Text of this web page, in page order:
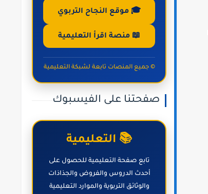
🎓 موقع النجاح التربوي
📖 منصة اقرأ التعليمية
© جميع المنصات تابعة لشبكة التعليمية
صفحتنا على الفيسبوك
📚 التعليمية
تابع صفحة التعليمية للحصول على
أحدث الدروس والفروض والجذاذات
والوثائق التربوية والموارد التعليمية